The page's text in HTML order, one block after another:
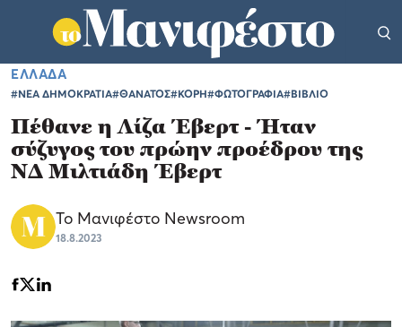
ΕΛΛΑΔΑ
#ΝΕΑ ΔΗΜΟΚΡΑΤΙΑ#ΘΑΝΑΤΟΣ#ΚΟΡΗ#ΦΩΤΟΓΡΑΦΙΑ#ΒΙΒΛΙΟ
Πέθανε η Λίζα Έβερτ - Ήταν
σύζυγος του πρώην προέδρου της
ΝΔ Μιλτιάδη Έβερτ
Το Μανιφέστο Newsroom
18.8.2023